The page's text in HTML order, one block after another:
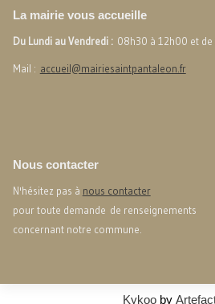
La mairie vous accueille
Du Lundi au Vendredi : 08h30 à 12h00 et
Mail : accueil@mairiesaintpantaleon.fr
Nous contacter
N'hésitez pas à nous contacter
pour toute demande de renseignements
concernant notre commune.
Kykoo by